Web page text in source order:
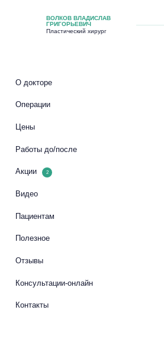
ВОЛКОВ ВЛАДИСЛАВ
ГРИГОРЬЕВИЧ
Пластический хирург
О докторе
Операции
Цены
Работы до/после
Акции 2
Видео
Пациентам
Полезное
Отзывы
Консультации-онлайн
Контакты